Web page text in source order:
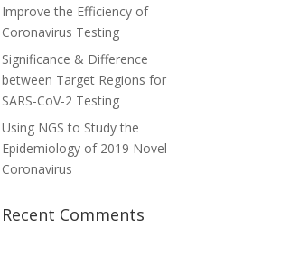
Improve the Efficiency of
Coronavirus Testing
Significance & Difference
between Target Regions for
SARS-CoV-2 Testing
Using NGS to Study the
Epidemiology of 2019 Novel
Coronavirus
Recent Comments